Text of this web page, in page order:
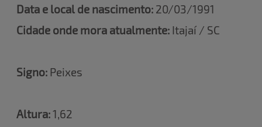
Data e local de nascimento: 20/03/1991
Cidade onde mora atualmente: Itajaí / SC
Signo: Peixes
Altura:1,62